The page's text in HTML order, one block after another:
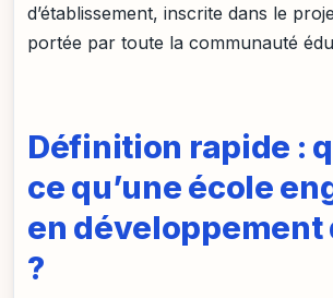
d’établissement, inscrite dans le
portée par toute la communauté
Définition rapide :
ce qu’une école
en développement
?